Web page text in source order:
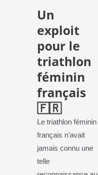
Un
exploit
pour le
triathlon
féminin
français
🇫🇷
Le triathlon féminin
français n’avait
jamais connu une
telle